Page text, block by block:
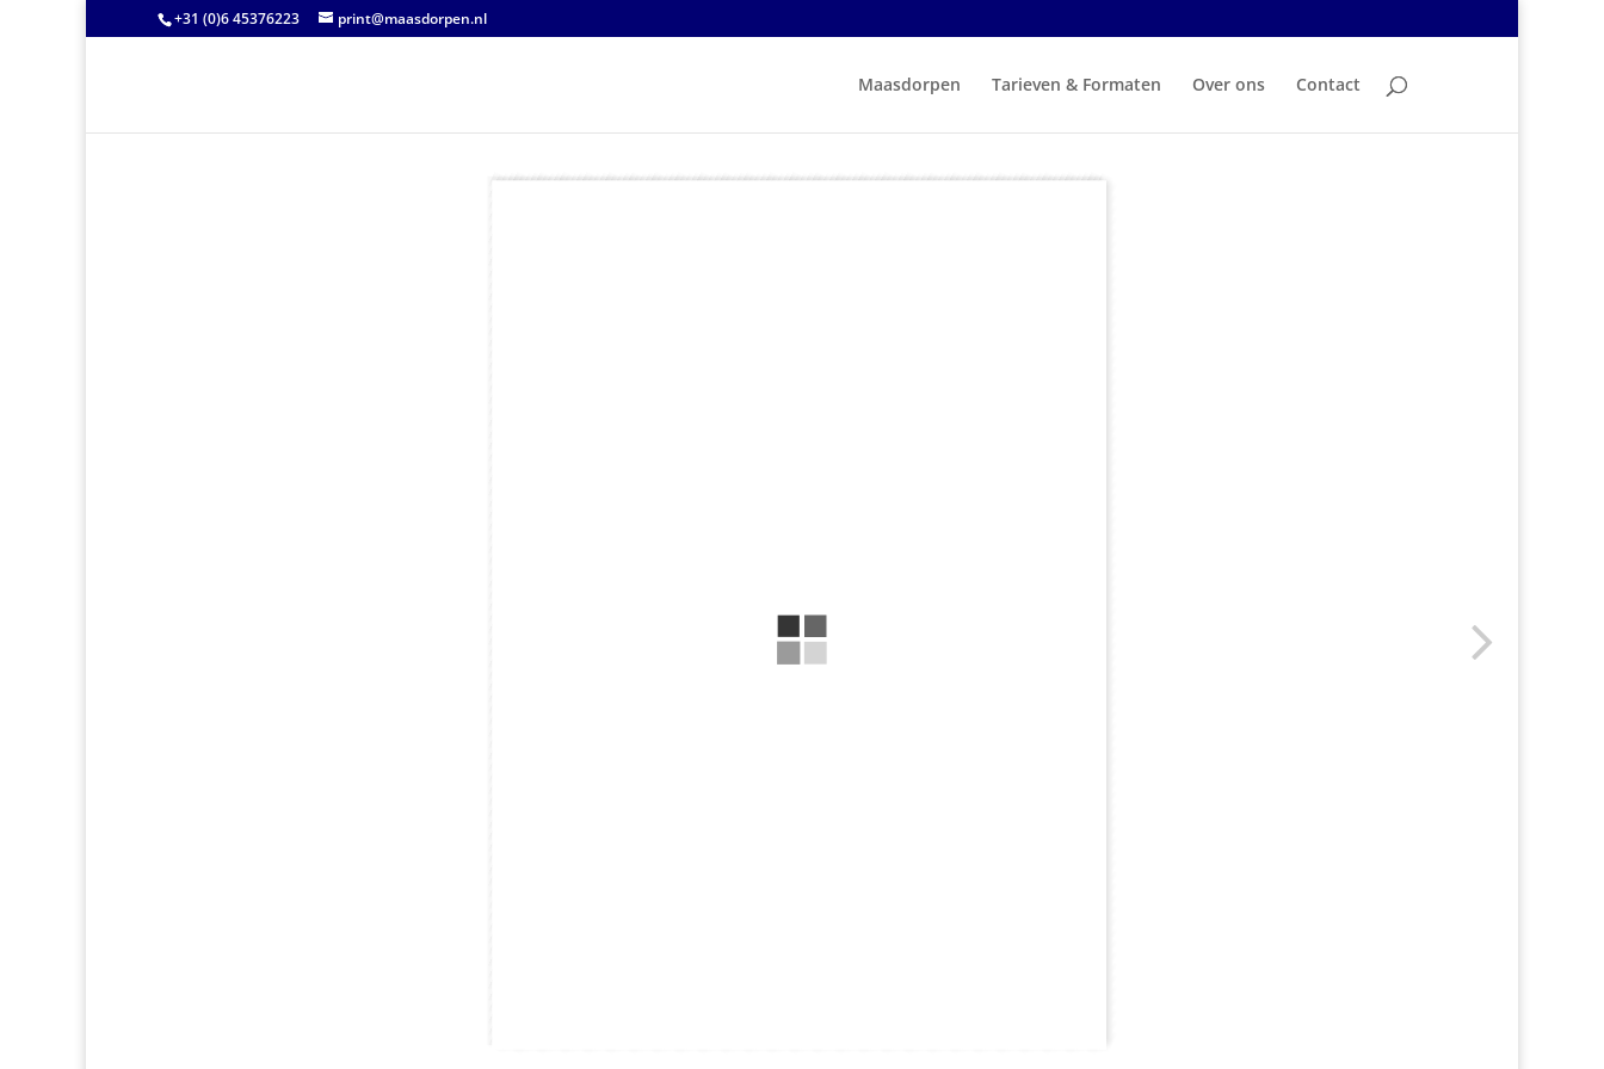
+31 (0)6 45376223 print@maasdorpen.nl
Maasdorpen Tarieven & Formaten Over ons Contact